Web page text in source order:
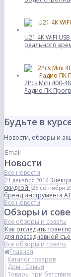
U21 4K WIFI
реального
2Pcs Mini 400-
Радио ПК
Будьте в
Новости, обзоры и
Новости
Все новости
21 декабря 2016
скидкой! 25 сентября
бренд инструмента
Все новости
Обзоры и
Все обзоры и советы
Как отследить
для повседневной
Все обзоры и советы
Главная
Каталог товаров
Дом - Семья
Товары при